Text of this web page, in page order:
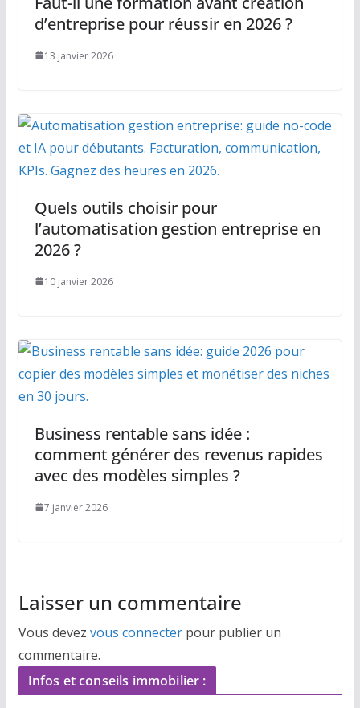
d’entreprise pour réussir en 2026 ?
13 janvier 2026
Quels outils choisir pour
l’automatisation gestion entreprise en
2026 ?
10 janvier 2026
Business rentable sans idée :
comment générer des revenus rapides
avec des modèles simples ?
7 janvier 2026
Laisser un commentaire
Vous devez vous connecterpour publier un
commentaire.
Infos et conseils immobilier :